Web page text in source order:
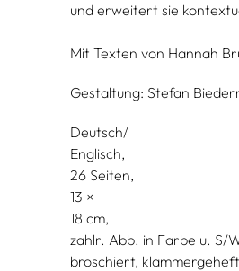
und erweitert sie
Mit Texten von Hannah
Gestaltung: Stefan
Deutsch/
Englisch
26 Seiten,
13
18
zahlr. Abb. in Farbe u. S/
broschiert,